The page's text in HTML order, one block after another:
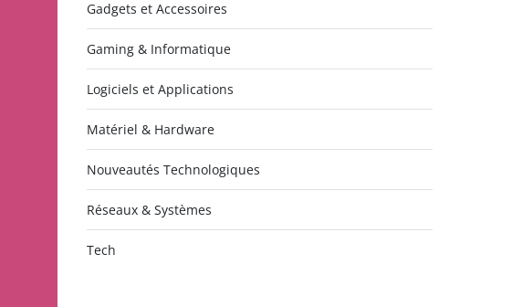
Gadgets et Accessoires
Gaming & Informatique
Logiciels et Applications
Matériel & Hardware
Nouveautés Technologiques
Réseaux & Systèmes
Tech